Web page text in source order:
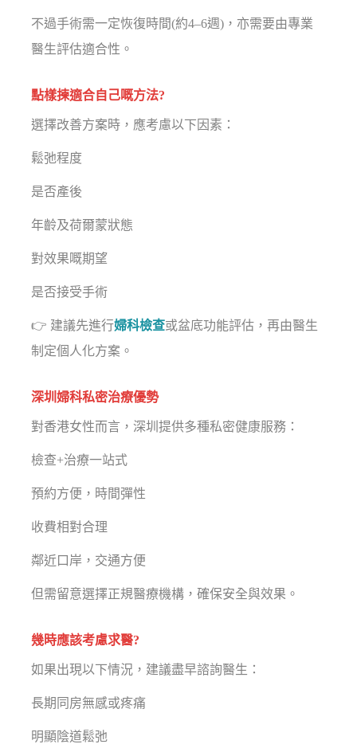
不過手術需一定恢復時間(約4–6週)，亦需要由專業
醫生評估適合性。
點樣揀適合自己嘅方法?
選擇改善方案時，應考慮以下因素：
鬆弛程度
是否產後
年齡及荷爾蒙狀態
對效果嘅期望
是否接受手術
👉 建議先進行婦科檢查或盆底功能評估，再由醫生
制定個人化方案。
深圳婦科私密治療優勢
對香港女性而言，深圳提供多種私密健康服務：
檢查+治療一站式
預約方便，時間彈性
收費相對合理
鄰近口岸，交通方便
但需留意選擇正規醫療機構，確保安全與效果。
幾時應該考慮求醫?
如果出現以下情況，建議盡早諮詢醫生：
長期同房無感或疼痛
明顯陰道鬆弛